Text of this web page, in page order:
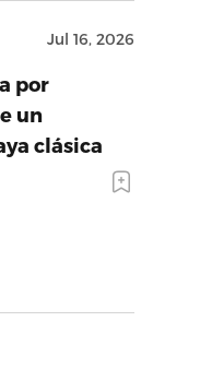
Jul 16, 2026
por
un
clásica